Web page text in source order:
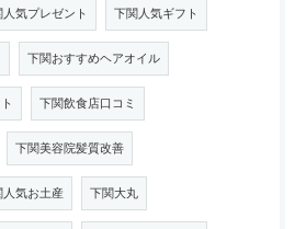
人気プレゼント 下関人気ギフト
下関おすすめヘアオイル
下関飲食店口コミ
下関美容院髪質改善
人気お土産 下関大丸